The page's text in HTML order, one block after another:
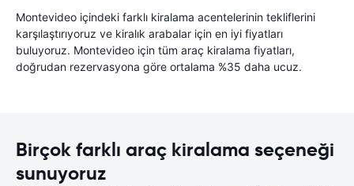
Montevideo içindeki farklı kiralama acentelerinin tekliflerini
karşılaştırıyoruz ve kiralık arabalar için en iyi fiyatları
buluyoruz. Montevideo için tüm araç kiralama fiyatları,
doğrudan rezervasyona göre ortalama %35 daha ucuz.
Birçok farklı araç kiralama seçeneği
sunuyoruz